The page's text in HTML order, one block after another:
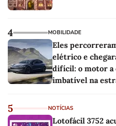
4 MOBILIDADE
Eles
elétrico e
difícil: o motor a
imbatível na
5 NOTÍCIAS
Lotofácil 3752